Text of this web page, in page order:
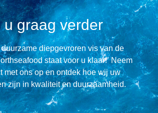
u graag verder
diepgevroren vis van de
staat voor u klaar! Neem
met ons op en ontdek hoe wij uw
zijn in kwaliteit en duurzaamheid.